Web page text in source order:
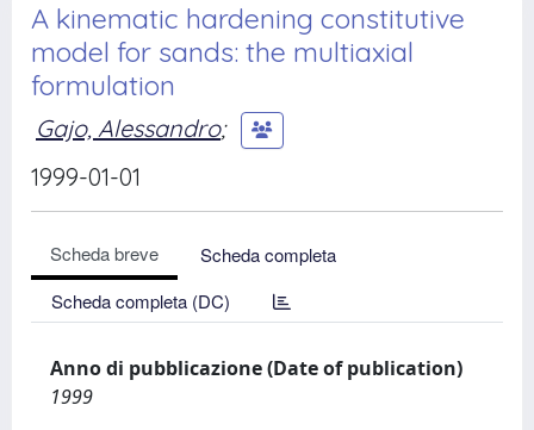
A kinematic hardening constitutive
model for sands: the multiaxial
formulation
Gajo, Alessandro;
1999-01-01
Scheda breve
Scheda completa
Scheda completa (DC)
Anno di pubblicazione (Date of publication)
1999